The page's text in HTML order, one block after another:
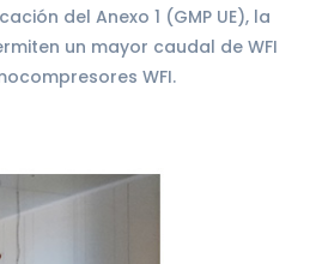
del Anexo 1 (GMP UE), la
un mayor caudal de WFI
WFI.